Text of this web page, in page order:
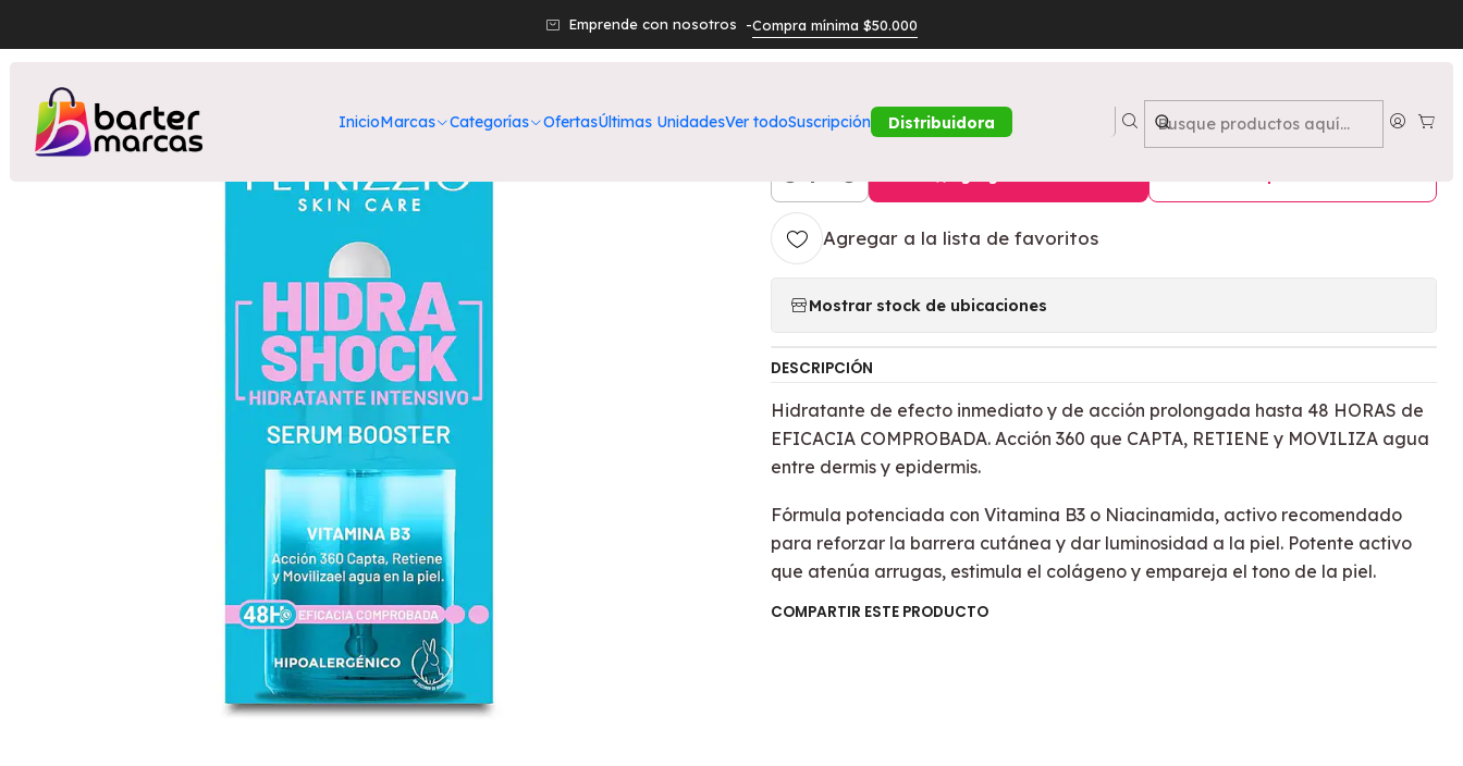
InicioMarcas Categorías OfertasÚltimas UnidadesVer todoSuscripción Distribuidora
Emprende con nosotros -Compra mínima $50.000
LA SALUD QUE TU PIEL MERECE Sérum Booster Hidra Shock - PETRIZZIO
Sérum Booster Hidra Shock - PETRIZZIO
Cantidad
Agregar a la lista de favoritos
Mostrar stock de ubicaciones
DESCRIPCIÓN
Hidratante de efecto inmediato y de acción prolongada hasta 48 HORAS de
EFICACIA COMPROBADA. Acción 360 que CAPTA, RETIENE y MOVILIZA agua
entre dermis y epidermis.
Fórmula potenciada con Vitamina B3 o Niacinamida, activo recomendado
para reforzar la barrera cutánea y dar luminosidad a la piel. Potente activo
que atenúa arrugas, estimula el colágeno y empareja el tono de la piel.
COMPARTIR ESTE PRODUCTO